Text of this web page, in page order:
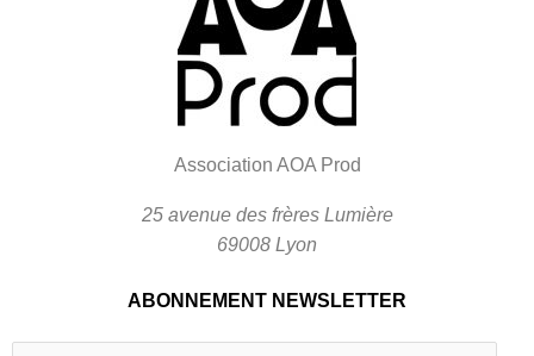
Association AOA Prod
25 avenue des frères Lumière
69008 Lyon
ABONNEMENT NEWSLETTER